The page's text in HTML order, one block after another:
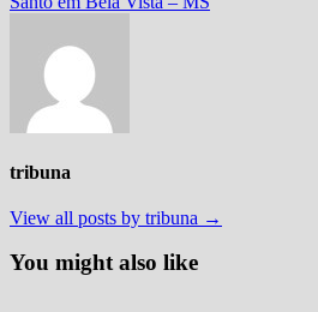
tribuna
View all posts by tribuna →
You might also like